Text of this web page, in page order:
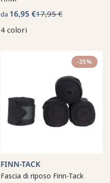
da 16,95 €17,95 €
4 colori
-35%
FINN-TACK
Fascia di riposo Finn-Tack